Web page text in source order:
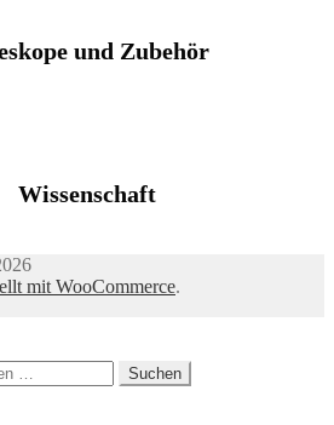
und Zubehör
Wissenschaft
mit WooCommerce.
Suchen